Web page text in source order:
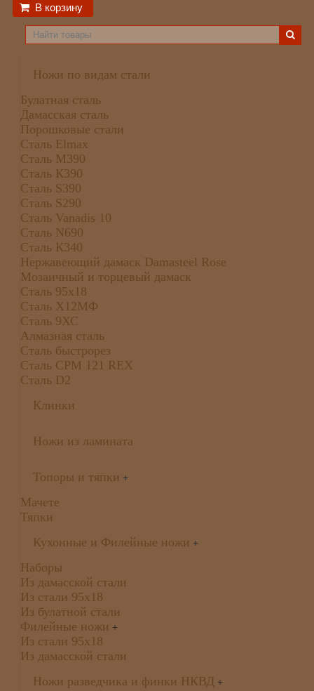
В корзину
Ножи по видам стали
Булатная сталь
Дамасская сталь
Порошковые стали
Сталь Elmax
Сталь М390
Сталь К390
Сталь S390
Сталь S290
Сталь Vanadis 10
Сталь N690
Сталь К340
Нержавеющий дамаск Damasteel Rose
Мозаичный и торцевый дамаск
Сталь 95х18
Сталь Х12МФ
Сталь 9ХС
Алмазная сталь
Сталь быстрорез
Сталь CPM 121 REX
Сталь D2
Клинки
Ножи из ламината
Топоры и тяпки +
Мачете
Тяпки
Кухонные и Филейные ножи +
Наборы
Из дамасской стали
Из стали 95х18
Из булатной стали
Филейные ножи +
Из стали 95х18
Из дамасской стали
Ножи разведчика и финки НКВД +